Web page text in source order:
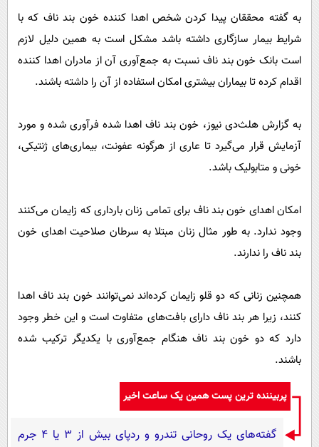
به گفته محققان پیدا کردن شخص اهدا کننده خون بند ناف که با
شرایط بیمار سازگاری داشته باشد مشکل است به همین دلیل لازم
است بانک خون بند ناف نسبت به جمع‌آوری آن از مادران اهدا کننده
اقدام کرده تا بیماران بیشتری امکان استفاده از آن را داشته باشند.
به گزارش هلث‌دی نیوز، خون بند ناف اهدا شده فرآوری شده و مورد
آزمایش قرار می‌گیرد تا عاری از هرگونه عفونت، بیماری‌های ژنتیکی،
خونی و متابولیک باشد.
امکان اهدای خون بند ناف برای تمامی زنان بارداری که زایمان می‌کنند
وجود ندارد. به طور مثال زنان مبتلا به سرطان صلاحیت اهدای خون
بند ناف را ندارند.
همچنین زنانی که دو قلو زایمان کرده‌اند نمی‌توانند خون بند ناف اهدا
کنند، زیرا هر بند ناف دارای بافت‌های متفاوت است و این خطر وجود
دارد که دو خون بند ناف هنگام جمع‌آوری با یکدیگر ترکیب شده
باشند.
پربیننده ترین پست همین یک ساعت اخیر
گفته‌های یک روحانی تندرو و ردپای بیش از ۳ یا ۴ جرم